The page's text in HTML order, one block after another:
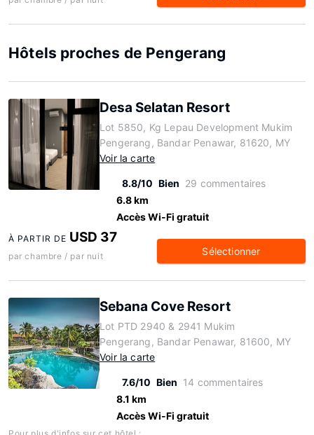
Hôtels proches de Pengerang
Desa Selatan Resort
Lot 5850, Kg Lepau Development Mukim
Pengerang, Bandar Penawar, 81620, MY
Voir la carte
8.8/10 Bien 29 commentaires
6.8 km
Accès Wi-Fi gratuit
À PARTIR DE USD 37
par chambre / par nuit Sélectionner
Sebana Cove Resort
Lot PTD 2940 & 2941 Mukim
Pengerang, Bandar Penawar, 81600, MY
Voir la carte
7.6/10 Bien 14 commentaires
8.1 km
Accès Wi-Fi gratuit